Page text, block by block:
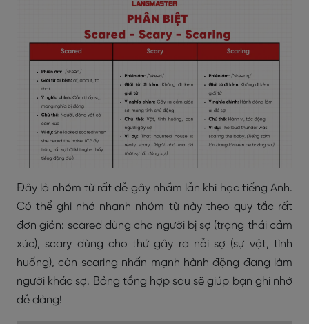
Đây là nhóm từ rất dễ gây nhầm lẫn khi học tiếng Anh.
Có thể ghi nhớ nhanh nhóm từ này theo quy tắc rất
đơn giản: scared dùng cho người bị sợ (trạng thái cảm
xúc), scary dùng cho thứ gây ra nỗi sợ (sự vật, tình
huống), còn scaring nhấn mạnh hành động đang làm
người khác sợ. Bảng tổng hợp sau sẽ giúp bạn ghi nhớ
dễ dàng!